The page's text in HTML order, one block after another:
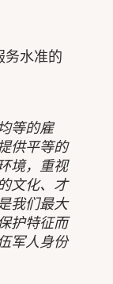
务水准的
等的雇
供平等的
境，重视
文化、才
我们最大
护特征而
军人身份